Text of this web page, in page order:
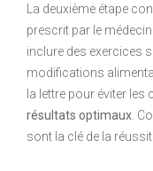
La deuxième étape
prescrit par le
inclure des exercices
modifications
la lettre pour éviter
résultats optimaux .
sont la clé de la